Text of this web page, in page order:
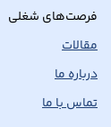
فرصت‌های شغلی
مقالات
درباره ما
تماس با ما